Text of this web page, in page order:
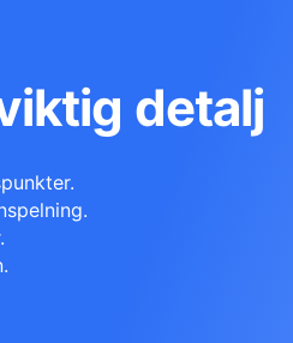
detalj